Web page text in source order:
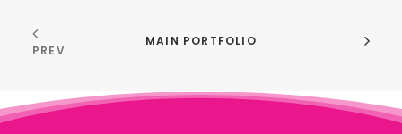
PREV
MAIN PORTFOLIO